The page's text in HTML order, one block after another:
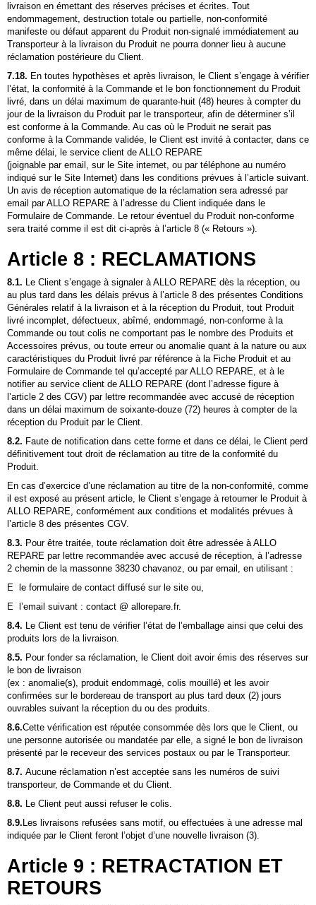
livraison en émettant des réserves précises et écrites. Tout
endommagement, destruction totale ou partielle, non-conformité
manifeste ou défaut apparent du Produit non-signalé immédiatement au
Transporteur à la livraison du Produit ne pourra donner lieu à aucune
réclamation postérieure du Client.
7.18. En toutes hypothèses et après livraison, le Client s’engage à vérifier
l’état, la conformité à la Commande et le bon fonctionnement du Produit
livré, dans un délai maximum de quarante-huit (48) heures à compter du
jour de la livraison du Produit par le transporteur, afin de déterminer s’il
est conforme à la Commande. Au cas où le Produit ne serait pas
conforme à la Commande validée, le Client est invité à contacter, dans ce
même délai, le service client de ALLO REPARE
(joignable par email, sur le Site internet, ou par téléphone au numéro
indiqué sur le Site Internet) dans les conditions prévues à l’article suivant.
Un avis de réception automatique de la réclamation sera adressé par
email parALLO REPARE à l’adresse du Client indiquée dans le
Formulaire de Commande. Le retour éventuel du Produit non-conforme
sera traité comme il est dit ci-après à l’article 8 (« Retours »).
Article 8 : RECLAMATIONS
8.1. Le Client s’engage à signaler àALLO REPARE dès la réception, ou
au plus tard dans les délais prévus à l’article 8 des présentes Conditions
Générales relatif à la livraison et à la réception du Produit, tout Produit
livré incomplet, défectueux, abîmé, endommagé, non-conforme à la
Commande ou tout colis ne comportant pas le nombre des Produits et
Accessoires prévus, ou toute erreur ou anomalie quant à la nature ou aux
caractéristiques du Produit livré par référence à la Fiche Produit et au
Formulaire de Commande tel qu’accepté parALLO REPARE, et à le
notifier au service client de ALLO REPARE (dont l’adresse figure à
l’article 2 des CGV) par lettre recommandée avec accusé de réception
dans un délai maximum de soixante-douze (72) heures à compter de la
réception du Produit par le Client.
8.2. Faute de notification dans cette forme et dans ce délai, le Client perd
définitivement tout droit de réclamation au titre de la conformité du
Produit.
En cas d’exercice d’une réclamation au titre de la non-conformité, comme
il est exposé au présent article, le Client s’engage à retourner le Produit à
ALLO REPARE, conformément aux conditions et modalités prévues à
l’article 8 des présentes CGV.
8.3. Pour être traitée, toute réclamation doit être adressée àALLO
REPARE par lettre recommandée avec accusé de réception, à l’adresse
2 chemin de la massonne 38230 chavanoz, ou par email, en utilisant :
E le formulaire de contact diffusé sur le site ou,
E l’email suivant : contact @ allorepare.fr.
8.4. Le Client est tenu de vérifier l’état de l’emballage ainsi que celui des
produits lors de la livraison.
8.5. Pour fonder sa réclamation, le Client doit avoir émis des réserves sur
le bon de livraison
(ex : anomalie(s), produit endommagé, colis mouillé) et les avoir
confirmées sur le bordereau de transport au plus tard deux (2) jours
ouvrables suivant la réception du ou des produits.
8.6.Cette vérification est réputée consommée dès lors que le Client, ou
une personne autorisée ou mandatée par elle, a signé le bon de livraison
présenté par le receveur des services postaux ou par le Transporteur.
8.7. Aucune réclamation n’est acceptée sans les numéros de suivi
transporteur, de Commande et du Client.
8.8. Le Client peut aussi refuser le colis.
8.9. Les livraisons refusées sans motif, ou effectuées à une adresse mal
indiquée par le Client feront l’objet d’une nouvelle livraison (3).
Article 9 : RETRACTATION ET
RETOURS